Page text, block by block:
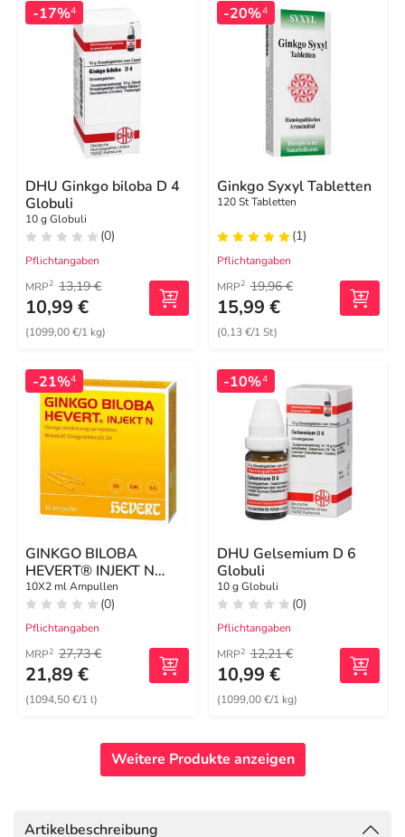
-17%4
DHU Ginkgo biloba D 4
Globuli
10 g Globuli
(0)
Pflichtangaben
MRP2 13,19 €
10,99 €
(1099,00 €/1 kg)
-20%4
Ginkgo Syxyl Tabletten
120 St Tabletten
(1)
Pflichtangaben
MRP2 19,96 €
15,99 €
(0,13 €/1 St)
-21%4
GINKGO BILOBA
HEVERT® INJEKT N
Ampullen
10X2 ml Ampullen
(0)
Pflichtangaben
MRP2 27,73 €
21,89 €
(1094,50 €/1 l)
-10%4
DHU Gelsemium D 6
Globuli
10 g Globuli
(0)
Pflichtangaben
MRP2 12,21 €
10,99 €
(1099,00 €/1 kg)
Weitere Produkte anzeigen
Artikelbeschreibung